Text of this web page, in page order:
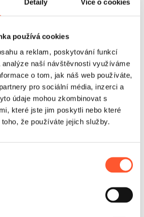
Detaily Více o cookies
používá cookies
a reklam, poskytování funkcí
naší návštěvnosti využíváme
o tom, jak náš web používáte,
pro sociální média, inzerci a
údaje mohou zkombinovat s
které jste jim poskytli nebo které
že používáte jejich služby.
się tam, gdzie liczy się wydłużenie
gości do kolejnych wejść. Czytelny
ruchem uczestników, skraca